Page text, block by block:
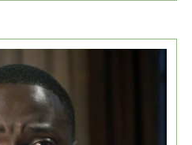
IM
IN
DIE
KINOS